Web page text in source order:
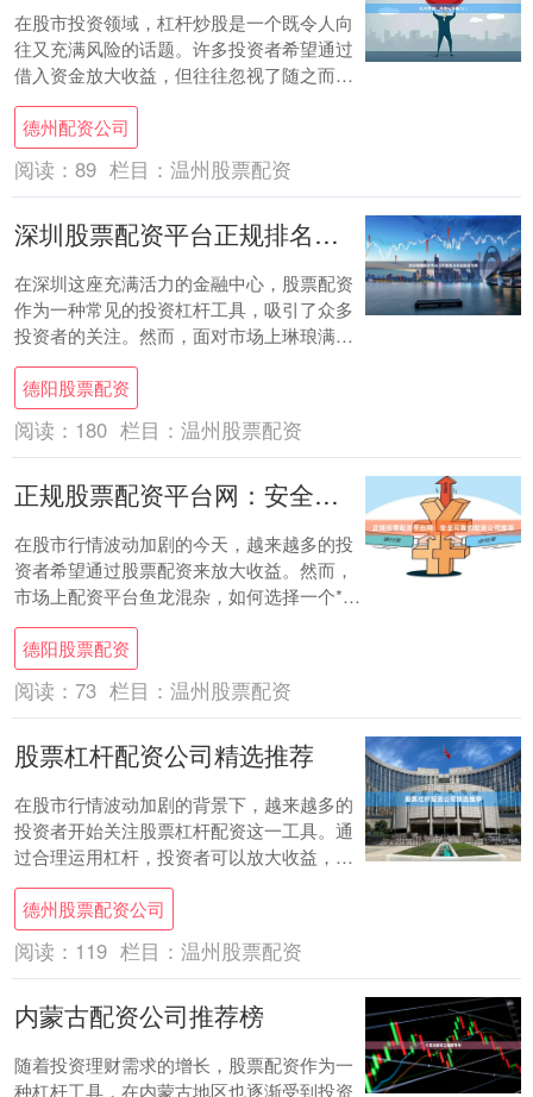
在股市投资领域，杠杆炒股是一个既令人向
往又充满风险的话题。许多投资者希望通过
借入资金放大收益，但往往忽视了随之而来
的高风险。本文将为您系统介绍杠杆炒股的
基本概念....
德州配资公司
阅读： 89 栏目： 温州股票配资
深圳股票配资平台正规排名与安全选择指南
在深圳这座充满活力的金融中心，股票配资
作为一种常见的投资杠杆工具，吸引了众多
投资者的关注。然而，面对市场上琳琅满目
的配资平台，如何选择正规、安全的平台成
为投资者....
德阳股票配资
阅读： 180 栏目： 温州股票配资
正规股票配资平台网：安全可靠的配资公司推荐
在股市行情波动加剧的今天，越来越多的投
资者希望通过股票配资来放大收益。然而，
市场上配资平台鱼龙混杂，如何选择一个**
安全可靠**的配资公司，成为保障资金安全
和投....
德阳股票配资
阅读： 73 栏目： 温州股票配资
股票杠杆配资公司精选推荐
在股市行情波动加剧的背景下，越来越多的
投资者开始关注股票杠杆配资这一工具。通
过合理运用杠杆，投资者可以放大收益，但
同时也需要警惕风险。本文将为您精选推荐
几家优质....
德州股票配资公司
阅读： 119 栏目： 温州股票配资
内蒙古配资公司推荐榜
随着投资理财需求的增长，股票配资作为一
种杠杆工具，在内蒙古地区也逐渐受到投资